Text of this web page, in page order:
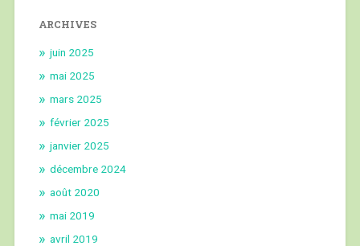
ARCHIVES
juin 2025
mai 2025
mars 2025
février 2025
janvier 2025
décembre 2024
août 2020
mai 2019
avril 2019